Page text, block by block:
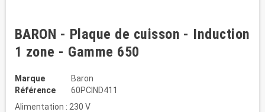
BARON - Plaque de cuisson - Induction
1 zone - Gamme 650
Marque
Baron
Référence
60PCIND411
Alimentation : 230 V